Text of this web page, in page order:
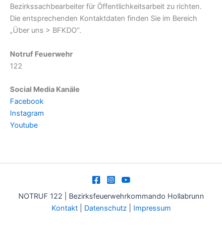
Bezirkssachbearbeiter für Öffentlichkeitsarbeit zu richten.
Die entsprechenden Kontaktdaten finden Sie im Bereich
„Über uns > BFKDO“.
Notruf Feuerwehr
122
Social Media Kanäle
Facebook
Instagram
Youtube
NOTRUF 122 | Bezirksfeuerwehrkommando Hollabrunn
Kontakt| Datenschutz Impressum